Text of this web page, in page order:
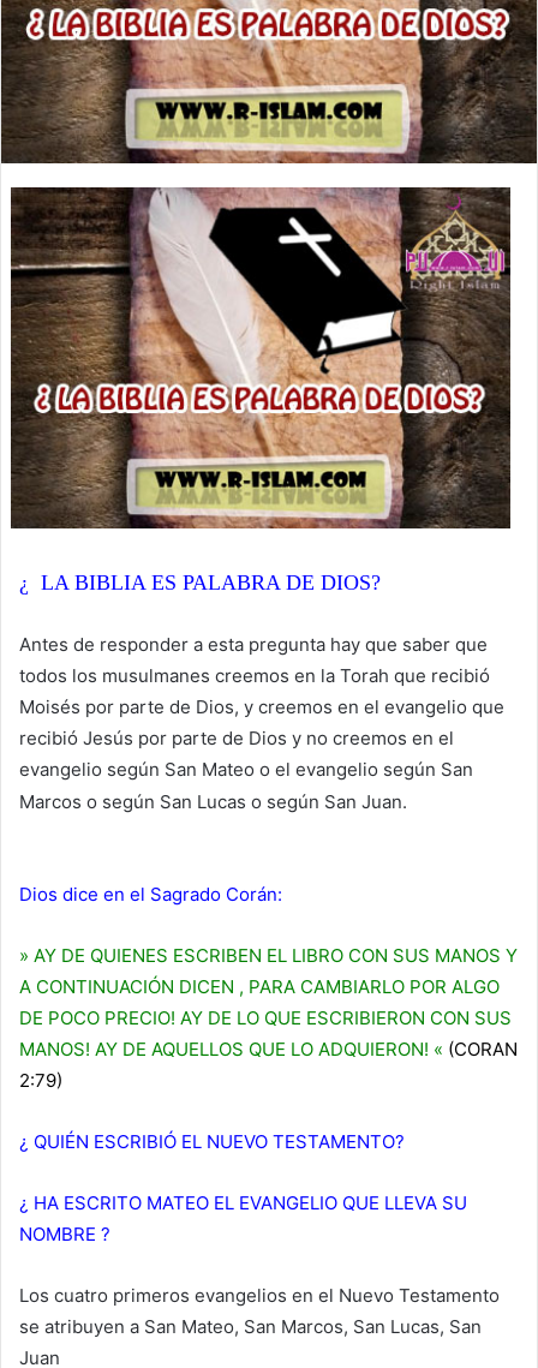
¿ LA BIBLIA ES PALABRA DE DIOS?
Antes de responder a esta pregunta hay que saber que
todos los musulmanes creemos en la Torah que recibió
Moisés por parte de Dios, y creemos en el evangelio que
recibió Jesús por parte de Dios y no creemos en el
evangelio según San Mateo o el evangelio según San
Marcos o según San Lucas o según San Juan.
Dios dice en el Sagrado Corán:
» AY DE QUIENES ESCRIBEN EL LIBRO CON SUS MANOS Y
A CONTINUACIÓN DICEN , PARA CAMBIARLO POR ALGO
DE POCO PRECIO! AY DE LO QUE ESCRIBIERON CON SUS
MANOS! AY DE AQUELLOS QUE LO ADQUIERON! « (CORAN
2:79)
¿ QUIÉN ESCRIBIÓ EL NUEVO TESTAMENTO?
¿ HA ESCRITO MATEO EL EVANGELIO QUE LLEVA SU
NOMBRE ?
Los cuatro primeros evangelios en el Nuevo Testamento
se atribuyen a San Mateo, San Marcos, San Lucas, San
Juan